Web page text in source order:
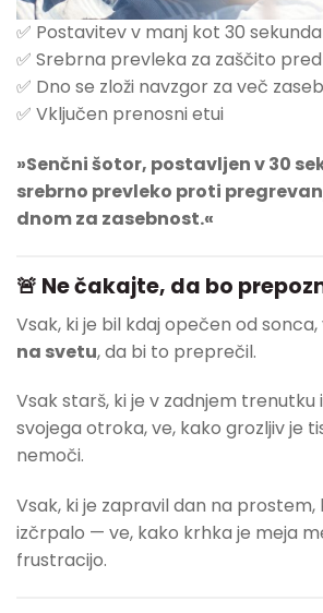
✅ Postavitev v manj kot 30
✅ Srebrna prevleka za zaščito
✅ Dno se zloži navzgor za več
✅ Vključen prenosni etui
»Senčni šotor, postavljen v 30
srebrno prevleko proti
dnom za zasebnost.«
🚨 Ne čakajte, da bo
Vsak, ki je bil kdaj opečen od
na svetu, da bi to preprečil.
Vsak starš, ki je v zadnjem trenutku
svojega otroka, ve, kako grozljiv je
nemoči.
Vsak, ki je zapravil dan na prostem,
izčrpalo — ve, kako krhka je meja
frustracijo.